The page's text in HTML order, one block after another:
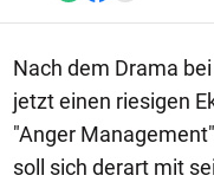
Nach dem Drama
jetzt einen riesigen
"Anger
soll sich derart mit